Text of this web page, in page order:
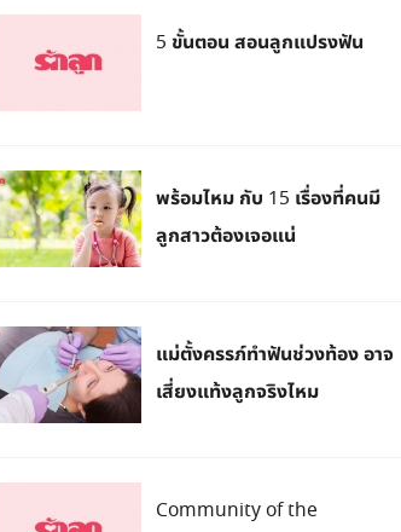
5 ขั้นตอน สอนลูกแปรงฟัน
พร้อมไหม กับ 15 เรื่องที่คนมี
ลูกสาวต้องเจอแน่
แม่ตั้งครรภ์ทำฟันช่วงท้อง อาจ
เสี่ยงแท้งลูกจริงไหม
Community of the